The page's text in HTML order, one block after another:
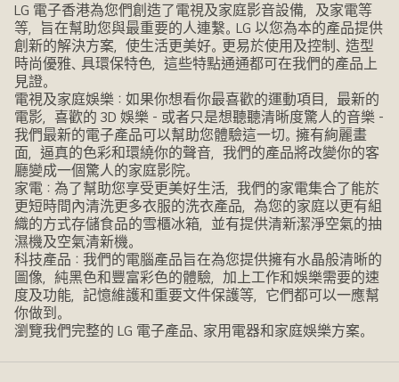
LG 電子香港為您們創造了電視及家庭影音設備，及家電等
等，旨在幫助您與最重要的人連繫。LG 以您為本的產品提供
創新的解決方案，使生活更美好。更易於使用及控制、造型
時尚優雅、具環保特色，這些特點通通都可在我們的產品上
見證。
電視及家庭娛樂：如果你想看你最喜歡的運動項目，最新的
電影，喜歡的 3D 娛樂 - 或者只是想聽聽清晰度驚人的音樂 -
我們最新的電子產品可以幫助您體驗這一切。擁有絢麗畫
面，逼真的色彩和環繞你的聲音，我們的產品將改變你的客
廳變成一個驚人的家庭影院。
家電：為了幫助您享受更美好生活，我們的家電集合了能於
更短時間內清洗更多衣服的洗衣產品，為您的家庭以更有組
織的方式存儲食品的雪櫃冰箱，並有提供清新潔淨空氣的抽
濕機及空氣清新機。
科技產品：我們的電腦產品旨在為您提供擁有水晶般清晰的
圖像，純黑色和豐富彩色的體驗，加上工作和娛樂需要的速
度及功能，記憶維護和重要文件保護等，它們都可以一應幫
你做到。
瀏覽我們完整的 LG 電子產品、家用電器和家庭娛樂方案。